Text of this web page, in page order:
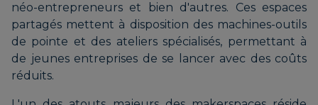
néo-entrepreneurs et bien d'autres. Ces espaces
partagés mettent à disposition des machines-outils
de pointe et des ateliers spécialisés, permettant à
de jeunes entreprises de se lancer avec des coûts
réduits.